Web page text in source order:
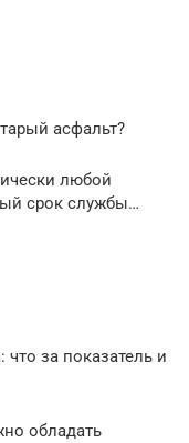
асфальт?
любой
срок службы…
за показатель и
обладать